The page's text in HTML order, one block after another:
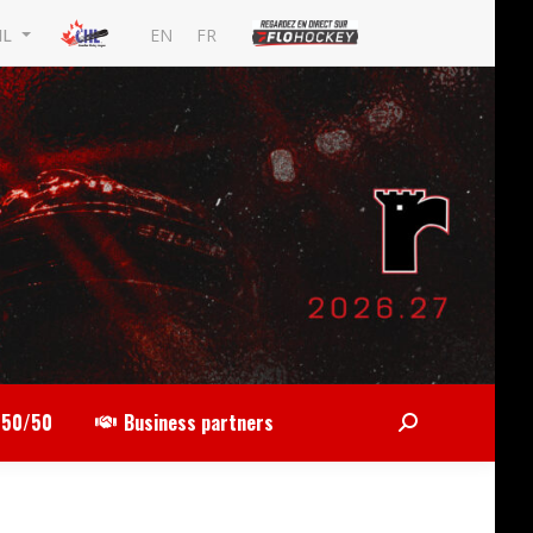
EN FR
50/50 Business partners Search: